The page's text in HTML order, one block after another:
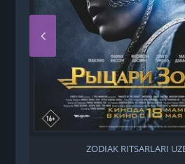
ZODIAK RITSARLARI